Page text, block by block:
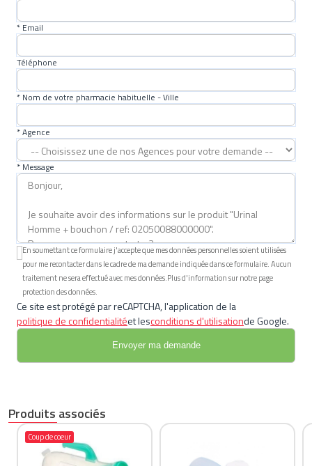
* Email
Téléphone
* Nom de votre pharmacie habituelle - Ville
* Agence
* Message
En soumettant ce formulaire j'accepte que mes données personnelles soient utilisées
pour me recontacter dans le cadre de ma demande indiquée dans ce formulaire. Aucun
traitement ne sera effectué avec mes données.Plus d'information sur notre page
protection des données.
Ce site est protégé par reCAPTCHA, l'application de la
politique de confidentialitéet lesconditions d'utilisationde Google.
Produits associés
Coup de coeur